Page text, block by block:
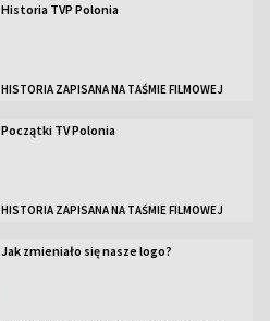
Historia TVP Polonia
HISTORIA ZAPISANA NA TAŚMIE FILMOWEJ
Początki TV Polonia
HISTORIA ZAPISANA NA TAŚMIE FILMOWEJ
Jak zmieniało się nasze logo?